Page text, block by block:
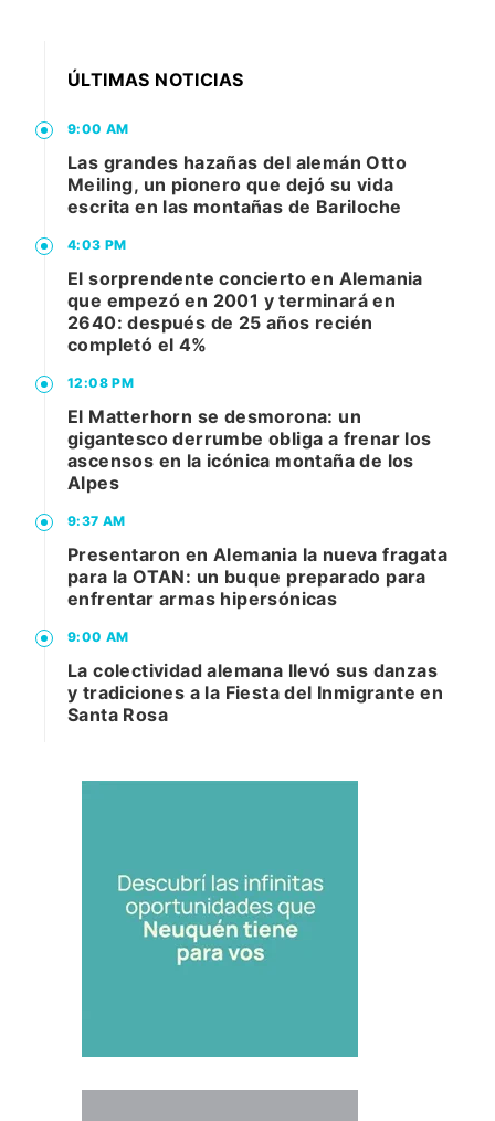
ÚLTIMAS NOTICIAS
9:00 AM
Las grandes hazañas del alemán Otto
Meiling, un pionero que dejó su vida
escrita en las montañas de Bariloche
4:03 PM
El sorprendente concierto en Alemania
que empezó en 2001 y terminará en
2640: después de 25 años recién
completó el 4%
12:08 PM
El Matterhorn se desmorona: un
gigantesco derrumbe obliga a frenar los
ascensos en la icónica montaña de los
Alpes
9:37 AM
Presentaron en Alemania la nueva fragata
para la OTAN: un buque preparado para
enfrentar armas hipersónicas
9:00 AM
La colectividad alemana llevó sus danzas
y tradiciones a la Fiesta del Inmigrante en
Santa Rosa